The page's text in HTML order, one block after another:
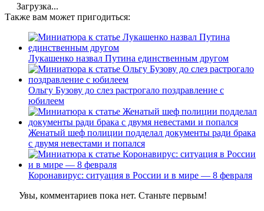
Загрузка...
Также вам может пригодиться:
Лукашенко назвал Путина единственным другом
Ольгу Бузову до слез растрогало поздравление с
юбилеем
Женатый шеф полиции подделал документы ради брака
с двумя невестами и попался
Коронавирус: ситуация в России и в мире — 8 февраля
Увы, комментариев пока нет. Станьте первым!